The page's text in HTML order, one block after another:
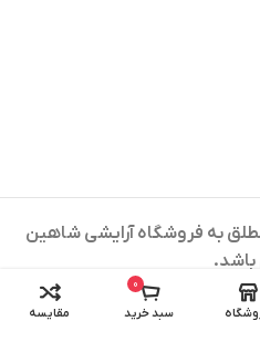
به فروشگاه آرایشی شاهین
توسط آیتک استودیو
0
سبد خرید مقایسه